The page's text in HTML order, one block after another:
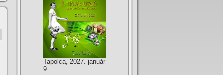
Tapolca, 2027. január
9.